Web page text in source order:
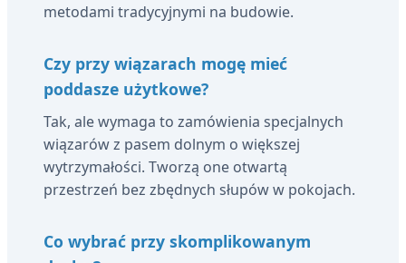
metodami tradycyjnymi na budowie.
Czy przy wiązarach mogę mieć
poddasze użytkowe?
Tak, ale wymaga to zamówienia specjalnych
wiązarów z pasem dolnym o większej
wytrzymałości. Tworzą one otwartą
przestrzeń bez zbędnych słupów w pokojach.
Co wybrać przy skomplikowanym